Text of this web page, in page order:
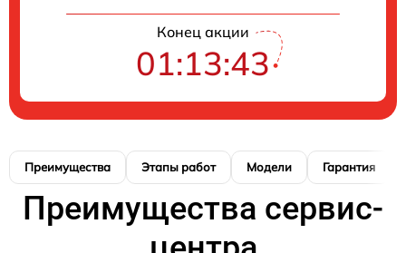
Конец акции
01:13:42
Преимущества Этапы работ Модели Гарантия
Преимущества сервис-